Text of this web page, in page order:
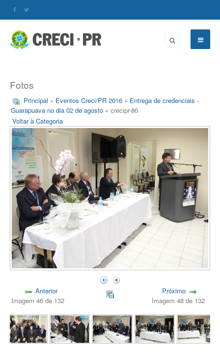
Fotos
Principal » Eventos Creci/PR 2016 » Entrega de credenciais -
Guarapuava no dia 02 de agosto » crecipr-86
Voltar à Categoria
Anterior
Imagem 46 de 132
Próximo
Imagem 48 de 132